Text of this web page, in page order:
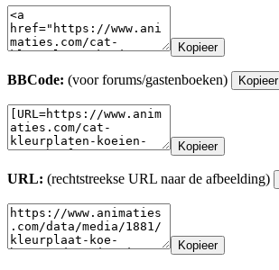
Kopieer
BBCode: (voor forums/gastenboeken) Kopieer
Kopieer
URL: (rechtstreekse URL naar de afbeelding)
Kopieer